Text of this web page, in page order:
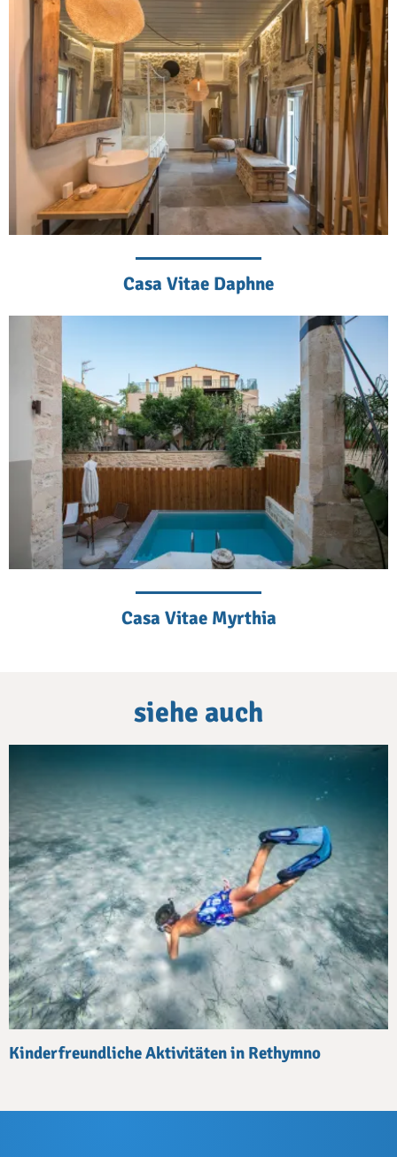
Casa Vitae Daphne
Casa Vitae Myrthia
siehe auch
Kinderfreundliche Aktivitäten in Rethymno